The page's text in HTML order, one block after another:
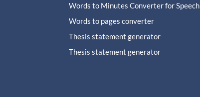
Words to Minutes Converter for Speech
Words to pages converter
Thesis statement generator
Thesis statement generator